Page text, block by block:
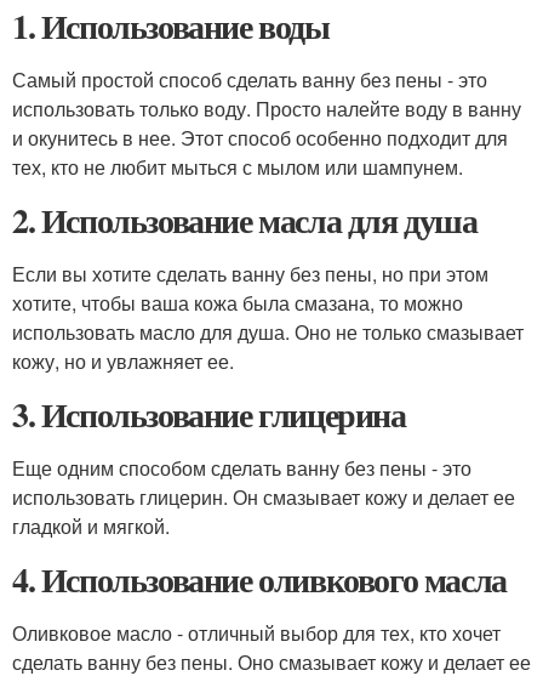
1. Использование воды
Самый простой способ сделать ванну без пены - это
использовать только воду. Просто налейте воду в ванну
и окунитесь в нее. Этот способ особенно подходит для
тех, кто не любит мыться с мылом или шампунем.
2. Использование масла для душа
Если вы хотите сделать ванну без пены, но при этом
хотите, чтобы ваша кожа была смазана, то можно
использовать масло для душа. Оно не только смазывает
кожу, но и увлажняет ее.
3. Использование глицерина
Еще одним способом сделать ванну без пены - это
использовать глицерин. Он смазывает кожу и делает ее
гладкой и мягкой.
4. Использование оливкового масла
Оливковое масло - отличный выбор для тех, кто хочет
сделать ванну без пены. Оно смазывает кожу и делает ее